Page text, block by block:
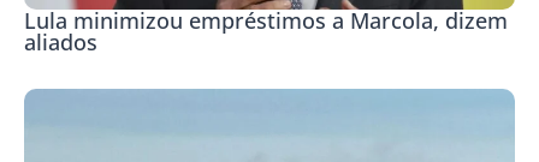
Lula minimizou empréstimos a Marcola, dizem
aliados